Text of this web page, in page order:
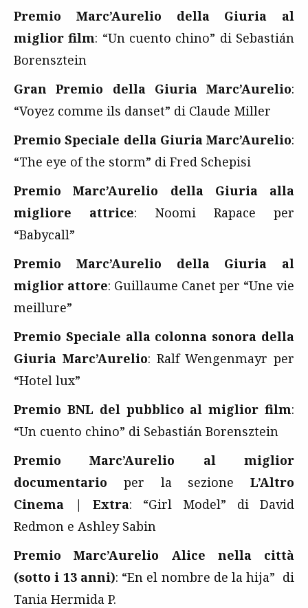
Premio Marc’Aurelio della Giuria al
miglior film: “Un cuento chino” di Sebastián
Borensztein
Gran Premio della Giuria Marc’Aurelio:
“Voyez comme ils danset” di Claude Miller
Premio Speciale della Giuria Marc’Aurelio:
“The eye of the storm” di Fred Schepisi
Premio Marc’Aurelio della Giuria alla
migliore attrice: Noomi Rapace per
“Babycall”
Premio Marc’Aurelio della Giuria al
miglior attore: Guillaume Canet per “Une vie
meillure”
Premio Speciale alla colonna sonora della
Giuria Marc’Aurelio: Ralf Wengenmayr per
“Hotel lux”
Premio BNL del pubblico al miglior film:
“Un cuento chino” di Sebastián Borensztein
Premio Marc’Aurelio al miglior
documentario per la sezione L’Altro
Cinema | Extra: “Girl Model” di David
Redmon e Ashley Sabin
Premio Marc’Aurelio Alice nella città
(sotto i 13 anni): “En el nombre de la hija” di
Tania Hermida P.